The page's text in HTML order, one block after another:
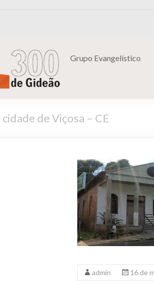
Grupo Evangelístico
de Viçosa – CE
admin 16 de